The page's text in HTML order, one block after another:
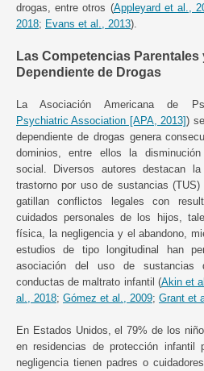
drogas, entre otros (Appleyard et al.,
2018; Evans et al., 2013).
Las Competencias
Dependiente de Drogas
La Asociación Americana de
Psychiatric Association [APA, 2013])
dependiente de drogas genera
dominios, entre ellos la
social. Diversos autores destacan
trastorno por uso de sustancias
gatillan conflictos legales con
cuidados personales de los hijos,
física, la negligencia y el abandono,
estudios de tipo longitudinal han
asociación del uso de sustancias
conductas de maltrato infantil (Akin et
al., 2018; Gómez et al., 2009; Grant et
En Estados Unidos, el 79% de los
en residencias de protección infantil
negligencia tienen padres o